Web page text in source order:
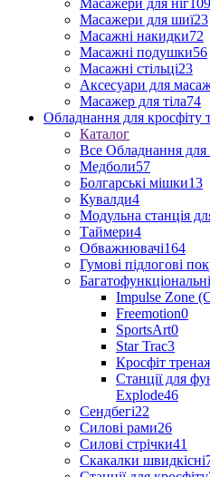
Масажери для ніг109
Масажери для шиї23
Масажні накидки72
Масажні подушки56
Масажні стільці23
Аксесуари для
Масажер для тіла74
Обладнання для кросфіту
Каталог
Все Обладнання для
Медболи57
Болгарські мішки13
Кувалди4
Модульна станція
Таймери4
Обважнювачі164
Гумові підлогові
Impulse Zone
Freemotion0
SportsArt0
Star Trac3
Кросфіт
Станції для
Explode46
Сендбегі22
Силові рами26
Силові стрічки41
Скакалки швидкісні